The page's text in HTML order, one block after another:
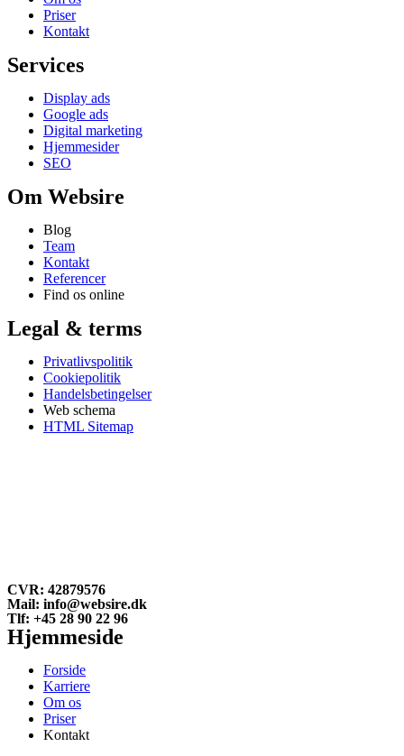
Priser
Kontakt
Services
Display ads
Google ads
Digital marketing
Hjemmesider
SEO
Om Websire
Blog
Team
Kontakt
Referencer
Find os online
Legal & terms
Privatlivspolitik
Cookiepolitik
Handelsbetingelser
Web schema
HTML Sitemap
CVR: 42879576
Mail: info@websire.dk
Tlf: +45 28 90 22 96
Hjemmeside
Forside
Karriere
Om os
Priser
Kontakt